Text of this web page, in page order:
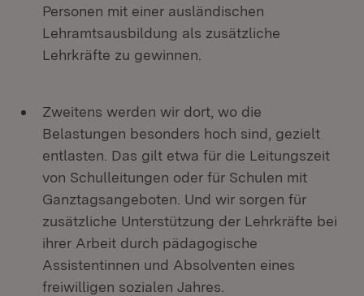
Personen mit einer ausländischen
Lehramtsausbildung als zusätzliche
Lehrkräfte zu gewinnen.
Zweitens werden wir dort, wo die
Belastungen besonders hoch sind, gezielt
entlasten. Das gilt etwa für die Leitungszeit
von Schulleitungen oder für Schulen mit
Ganztagsangeboten. Und wir sorgen für
zusätzliche Unterstützung der Lehrkräfte bei
ihrer Arbeit durch pädagogische
Assistentinnen und Absolventen eines
freiwilligen sozialen Jahres.